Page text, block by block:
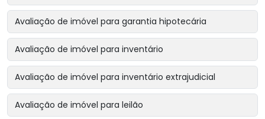
Avaliação de imóvel para garantia hipotecária
Avaliação de imóvel para inventário
Avaliação de imóvel para inventário extrajudicial
Avaliação de imóvel para leilão